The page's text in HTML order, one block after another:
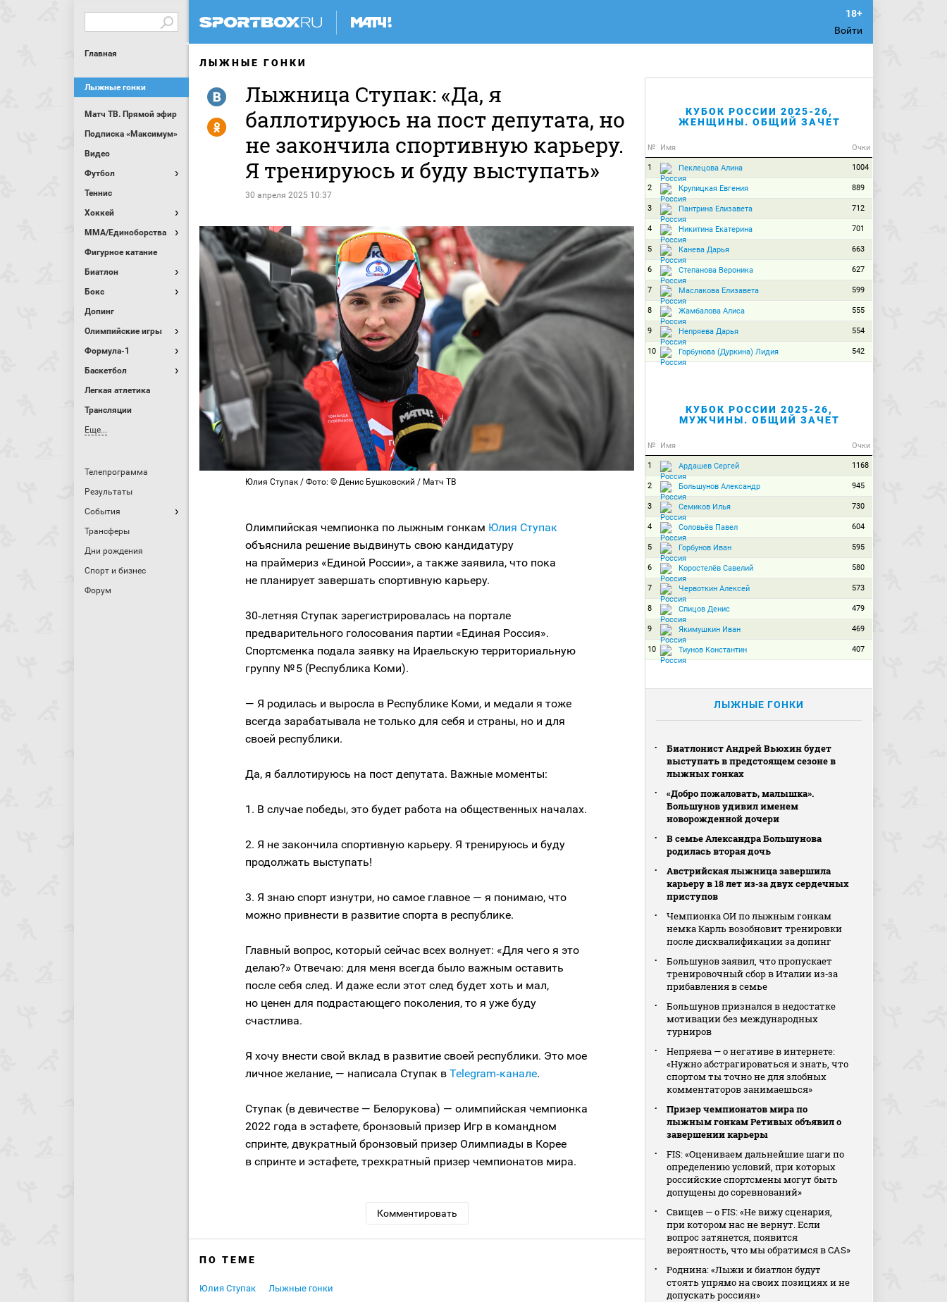
Войти
Главная
Лыжные гонки
Матч ТВ. Прямой эфир
Подписка «Максимум»
Видео
Футбол
Теннис
Хоккей
MMA/Единоборства
Фигурное катание
Биатлон
Бокс
Допинг
Олимпийские игры
Формула-1
Баскетбол
Легкая атлетика
Трансляции
Еще...
Телепрограмма
Результаты
События
Трансферы
Дни рождения
Спорт и бизнес
Форум
ЛЫЖНЫЕ ГОНКИ
Лыжница Ступак: «Да, я
баллотируюсь на пост депутата, но
не закончила спортивную карьеру.
Я тренируюсь и буду выступать»
30 апреля 2025 10:37
R
Y
Юлия Ступак / Фото: © Денис Бушковский / Матч ТВ
Олимпийская чемпионка по лыжным гонкам Юлия Ступак
объяснила решение выдвинуть свою кандидатуру
на праймериз «Единой России», а также заявила, что пока
не планирует завершать спортивную карьеру.
30‑летняя Ступак зарегистрировалась на портале
предварительного голосования партии «Единая Россия».
Спортсменка подала заявку на Ираельскую территориальную
группу № 5 (Республика Коми).
— Я родилась и выросла в Республике Коми, и медали я тоже
всегда зарабатывала не только для себя и страны, но и для
своей республики.
Да, я баллотируюсь на пост депутата. Важные моменты:
1. В случае победы, это будет работа на общественных началах.
2. Я не закончила спортивную карьеру. Я тренируюсь и буду
продолжать выступать!
3. Я знаю спорт изнутри, но самое главное — я понимаю, что
можно привнести в развитие спорта в республике.
Главный вопрос, который сейчас всех волнует: «Для чего я это
делаю?» Отвечаю: для меня всегда было важным оставить
после себя след. И даже если этот след будет хоть и мал,
но ценен для подрастающего поколения, то я уже буду
счастлива.
Я хочу внести свой вклад в развитие своей республики. Это мое
личное желание, — написала Ступак в Telegram‑канале.
Ступак (в девичестве — Белорукова) — олимпийская чемпионка
2022 года в эстафете, бронзовый призер Игр в командном
спринте, двукратный бронзовый призер Олимпиады в Корее
в спринте и эстафете, трехкратный призер чемпионатов мира.
Комментировать
ПО ТЕМЕ
Юлия Ступак Лыжные гонки
КУБОК РОССИИ 2025-26,
ЖЕНЩИНЫ. ОБЩИЙ ЗАЧЕТ
№ Имя Очки
1 Пеклецова Алина 1004
2 Крупицкая Евгения 889
3 Пантрина Елизавета 712
4 Никитина Екатерина 701
5 Канева Дарья 663
6 Степанова Вероника 627
7 Маслакова Елизавета 599
8 Жамбалова Алиса 555
9 Непряева Дарья 554
10 Горбунова (Дуркина) Лидия 542
КУБОК РОССИИ 2025-26,
МУЖЧИНЫ. ОБЩИЙ ЗАЧЕТ
№ Имя Очки
1 Ардашев Сергей 1168
2 Большунов Александр 945
3 Семиков Илья 730
4 Соловьёв Павел 604
5 Горбунов Иван 595
6 Коростелёв Савелий 580
7 Червоткин Алексей 573
8 Спицов Денис 479
9 Якимушкин Иван 469
10 Тиунов Константин 407
ЛЫЖНЫЕ ГОНКИ
Биатлонист Андрей Вьюхин будет
выступать в предстоящем сезоне в
лыжных гонках
«Добро пожаловать, малышка».
Большунов удивил именем
новорожденной дочери
В семье Александра Большунова
родилась вторая дочь
Австрийская лыжница завершила
карьеру в 18 лет из‑за двух сердечных
приступов
Чемпионка ОИ по лыжным гонкам
немка Карль возобновит тренировки
после дисквалификации за допинг
Большунов заявил, что пропускает
тренировочный сбор в Италии из‑за
прибавления в семье
Большунов признался в недостатке
мотивации без международных
турниров
Непряева — о негативе в интернете:
«Нужно абстрагироваться и знать, что
спортом ты точно не для злобных
комментаторов занимаешься»
Призер чемпионатов мира по
лыжным гонкам Ретивых объявил о
завершении карьеры
FIS: «Оцениваем дальнейшие шаги по
определению условий, при которых
российские спортсмены могут быть
допущены до соревнований»
Свищев — о FIS: «Не вижу сценария,
при котором нас не вернут. Если
вопрос затянется, появится
вероятность, что мы обратимся в CAS»
Роднина: «Лыжи и биатлон будут
стоять упрямо на своих позициях и не
допускать россиян»